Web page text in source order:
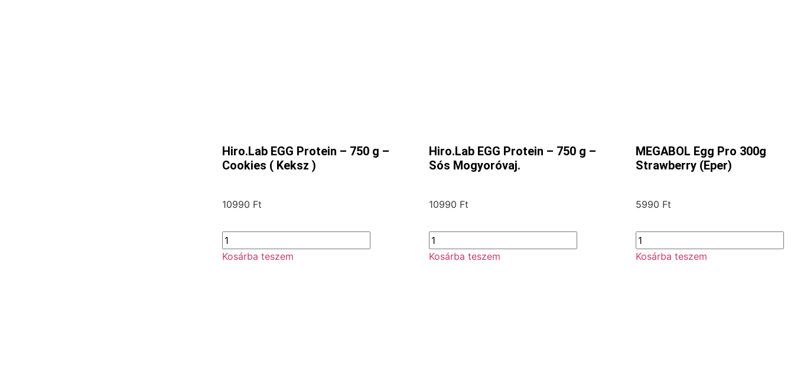
Hiro.Lab EGG Protein – 750 g –
Cookies ( Keksz )
10990 Ft
Kosárba teszem
Hiro.Lab EGG Protein – 750 g –
Sós Mogyoróvaj.
10990 Ft
Kosárba teszem
MEGABOL Egg Pro 300g
Strawberry (Eper)
5990 Ft
Kosárba teszem